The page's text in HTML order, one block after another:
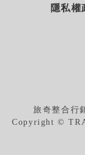
隱私權
旅奇整合行
Copyright ©